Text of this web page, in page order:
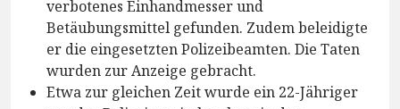
verbotenes Einhandmesser und
Betäubungsmittel gefunden. Zudem beleidigte
er die eingesetzten Polizeibeamten. Die Taten
wurden zur Anzeige gebracht.
Etwa zur gleichen Zeit wurde ein 22-Jähriger